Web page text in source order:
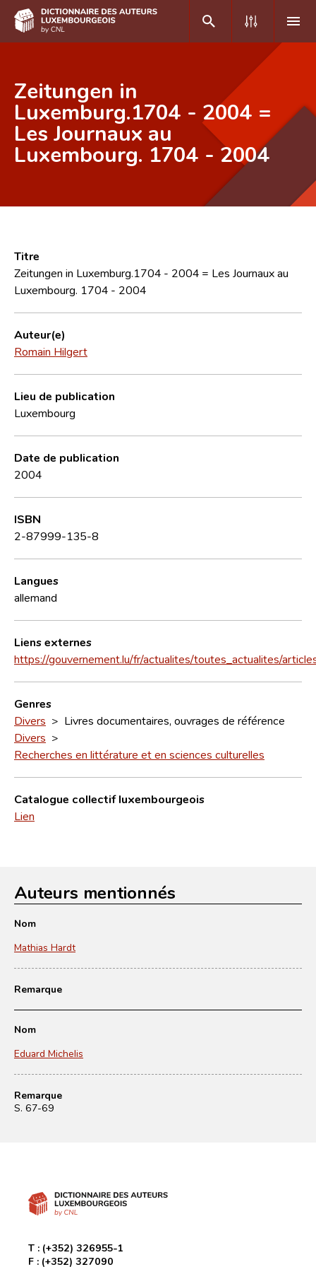
DE FR
Accueil
Auteur(e)s A-Z
Équipe scientifique
Zeitungen in
Luxemburg.1704 - 2004 =
Les Journaux au
Luxembourg. 1704 - 2004
Titre
Zeitungen in Luxemburg.1704 - 2004 = Les Journaux au
Luxembourg. 1704 - 2004
Auteur(e)
Romain Hilgert
Lieu de publication
Luxembourg
Date de publication
2004
ISBN
2-87999-135-8
Langues
allemand
Liens externes
https://gouvernement.lu/fr/actualites/toutes_actualites/
Genres
Divers > Livres documentaires, ouvrages de référence
Divers >
Recherches en littérature et en sciences culturelles
Catalogue collectif luxembourgeois
Lien
Auteurs mentionnés
Nom
Mathias Hardt
Remarque
Nom
Eduard Michelis
Remarque
S. 67-69
T : (+352) 326955-1
F : (+352) 327090